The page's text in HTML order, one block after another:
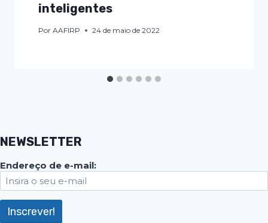
inteligentes
Por AAFIRP 24 de maio de 2022
NEWSLETTER
Endereço de e-mail: